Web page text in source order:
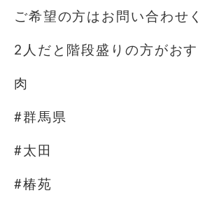
ご希望の方はお問い合わせ
2人だと階段盛りの方がお
肉
#群馬県
#太田
#椿苑